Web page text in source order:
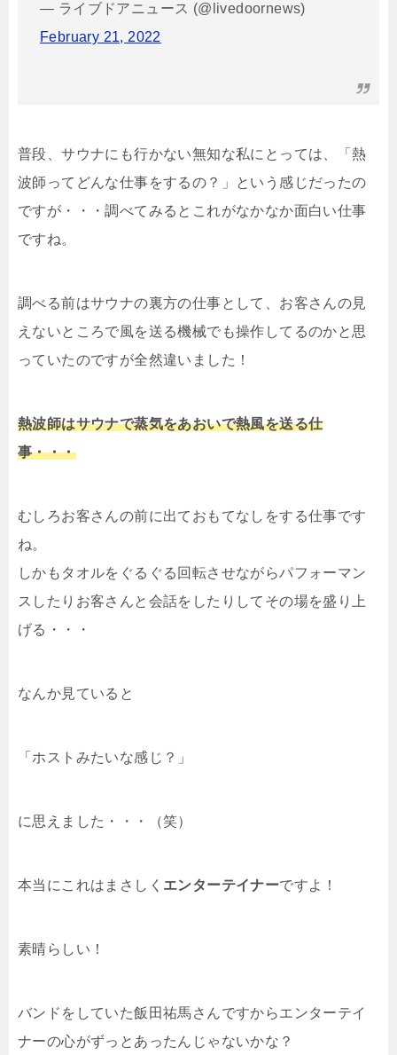
— ライブドアニュース (@livedoornews)
February 21, 2022
普段、サウナにも行かない無知な私にとっては、「熱
波師ってどんな仕事をするの？」という感じだったの
ですが・・・調べてみるとこれがなかなか面白い仕事
ですね。
調べる前はサウナの裏方の仕事として、お客さんの見
えないところで風を送る機械でも操作してるのかと思
っていたのですが全然違いました！
熱波師はサウナで蒸気をあおいで熱風を送る仕
事・・・
むしろお客さんの前に出ておもてなしをする仕事です
ね。
しかもタオルをぐるぐる回転させながらパフォーマン
スしたりお客さんと会話をしたりしてその場を盛り上
げる・・・
なんか見ていると
「ホストみたいな感じ？」
に思えました・・・（笑）
本当にこれはまさしく エンターテイナーですよ！
素晴らしい！
バンドをしていた飯田祐馬さんですからエンターテイ
ナーの心がずっとあったんじゃないかな？